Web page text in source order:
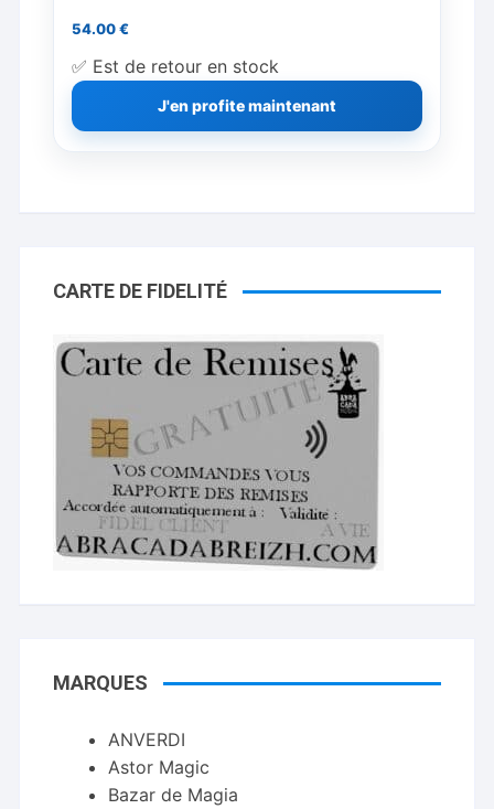
54.00€
✅ Est de retour en stock
J'en profite maintenant
CARTE DE FIDELITÉ
MARQUES
ANVERDI
Astor Magic
Bazar de Magia